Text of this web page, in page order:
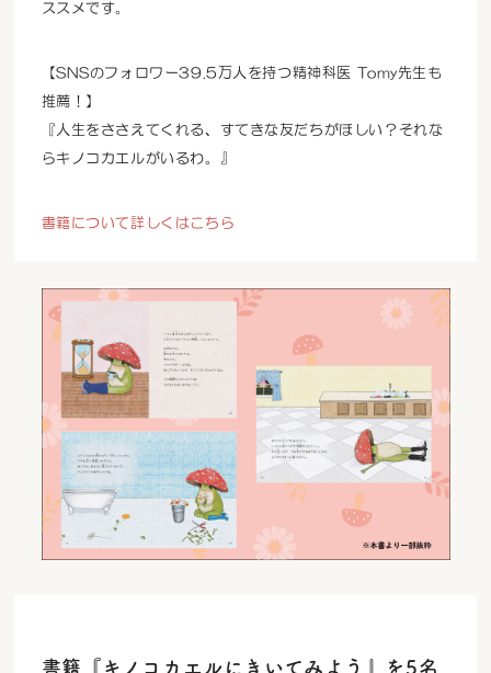
ススメです。
【SNSのフォロワー39.5万人を持つ精神科医 Tomy先生も
推薦！】
『人生をささえてくれる、すてきな友だちがほしい？それな
らキノコカエルがいるわ。』
書籍について詳しくはこちら
書籍『キノコカエルにきいてみよう』を5名